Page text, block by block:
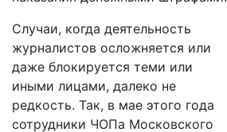
Случаи, когда деятельность
журналистов осложняется или
даже блокируется теми или
иными лицами, далеко не
редкость. Так, в мае этого года
сотрудники ЧОПа Московского